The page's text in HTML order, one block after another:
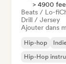
> 4900
Beats / Lo-fi
Drill / Jersey
Ajouter dans
Hip-hop
Hip-Hop